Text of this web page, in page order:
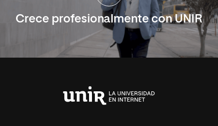
Crece profesionalmente con UNIR